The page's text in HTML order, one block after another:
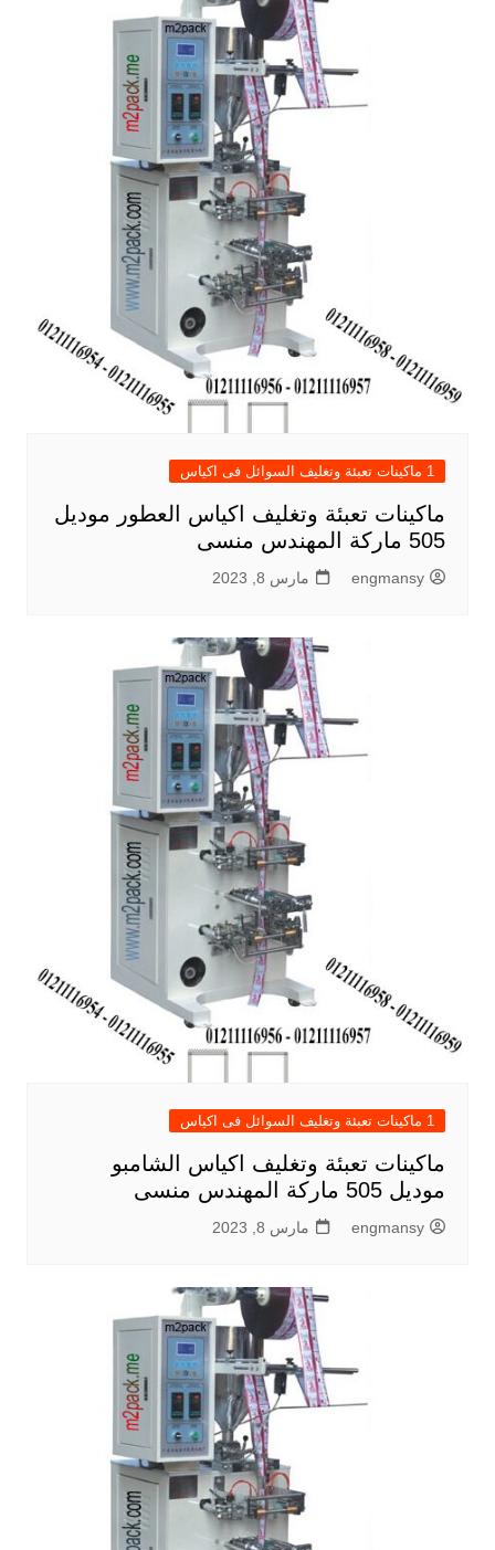
1 ماكينات تعبئة وتغليف السوائل فى اكياس
ماكينات تعبئة وتغليف اكياس العطور موديل
505 ماركة المهندس منسى
engmansy مارس 8, 2023
1 ماكينات تعبئة وتغليف السوائل فى اكياس
ماكينات تعبئة وتغليف اكياس الشامبو
موديل 505 ماركة المهندس منسى
engmansy مارس 8, 2023